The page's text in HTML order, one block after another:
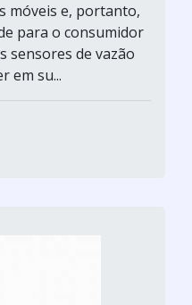
móveis e, portanto,
para o consumidor
sensores de vazão
em su...